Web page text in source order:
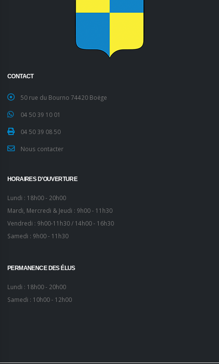
CONTACT
50 rue du Bourno 74420 Boëge
04 50 39 10 01
04 50 39 08 50
Nous contacter
HORAIRES D’OUVERTURE
Lundi : 18h00 - 20h00
Mardi, Mercredi & Jeudi : 9h00 - 11h30
Vendredi : 9h00-11h30 / 14h00 - 16h30
Samedi : 9h00 - 11h30
PERMANENCE DES ÉLUS
Lundi : 18h00 - 20h00
Samedi : 10h00 - 12h00